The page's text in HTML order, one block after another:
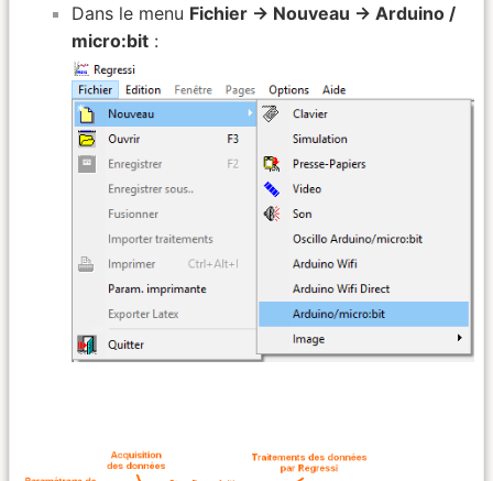
Dans le menu Fichier → Nouveau → Arduino /
micro:bit :